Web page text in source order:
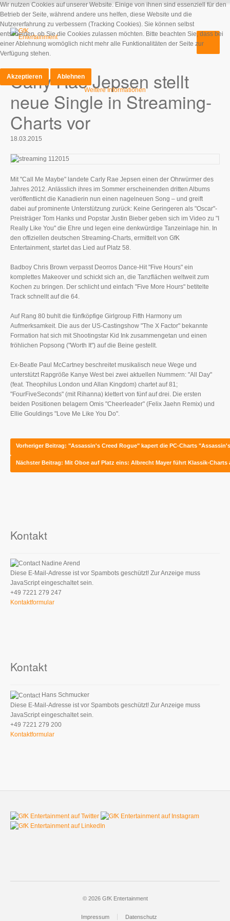
Carly Rae Jepsen stellt
neue Single in Streaming-
Charts vor
18.03.2015
Mit "Call Me Maybe" landete Carly Rae Jepsen einen der Ohrwürmer des
Jahres 2012. Anlässlich ihres im Sommer erscheinenden dritten Albums
veröffentlicht die Kanadierin nun einen nagelneuen Song – und greift
dabei auf prominente Unterstützung zurück: Keine Geringeren als "Oscar"-
Preisträger Tom Hanks und Popstar Justin Bieber geben sich im Video zu "I
Really Like You" die Ehre und legen eine denkwürdige Tanzeinlage hin. In
den offiziellen deutschen Streaming-Charts, ermittelt von GfK
Entertainment, startet das Lied auf Platz 58.
Badboy Chris Brown verpasst Deorros Dance-Hit "Five Hours" ein
komplettes Makeover und schickt sich an, die Tanzflächen weltweit zum
Kochen zu bringen. Der schlicht und einfach "Five More Hours" betitelte
Track schnellt auf die 64.
Auf Rang 80 buhlt die fünfköpfige Girlgroup Fifth Harmony um
Aufmerksamkeit. Die aus der US-Castingshow "The X Factor" bekannte
Formation hat sich mit Shootingstar Kid Ink zusammengetan und einen
fröhlichen Popsong ("Worth It") auf die Beine gestellt.
Ex-Beatle Paul McCartney beschreitet musikalisch neue Wege und
unterstützt Rapgröße Kanye West bei zwei aktuellen Nummern: "All Day"
(feat. Theophilus London und Allan Kingdom) chartet auf 81;
"FourFiveSeconds" (mit Rihanna) klettert von fünf auf drei. Die ersten
beiden Positionen belagern Omis "Cheerleader" (Felix Jaehn Remix) und
Ellie Gouldings "Love Me Like You Do".
Vorheriger Beitrag: "Assassin's Creed Rogue" kapert die PC-Charts
Nächster Beitrag: Mit Oboe auf Platz eins: Albrecht Mayer führt Klassik-Charts
Kontakt
Nadine Arend
Diese E-Mail-Adresse ist vor Spambots geschützt! Zur Anzeige muss
JavaScript eingeschaltet sein.
+49 7221 279 247
Kontaktformular
Kontakt
Hans Schmucker
Diese E-Mail-Adresse ist vor Spambots geschützt! Zur Anzeige muss
JavaScript eingeschaltet sein.
+49 7221 279 200
Kontaktformular
© 2026 GfK Entertainment
Impressum Datenschutz
Wir nutzen Cookies auf unserer Website. Einige von ihnen sind essenziell für den
Betrieb der Seite, während andere uns helfen, diese Website und die
Nutzererfahrung zu verbessern (Tracking Cookies). Sie können selbst
entscheiden, ob Sie die Cookies zulassen möchten. Bitte beachten Sie, dass bei
einer Ablehnung womöglich nicht mehr alle Funktionalitäten der Seite zur
Verfügung stehen.
Akzeptieren
Ablehnen
Weitere Informationen